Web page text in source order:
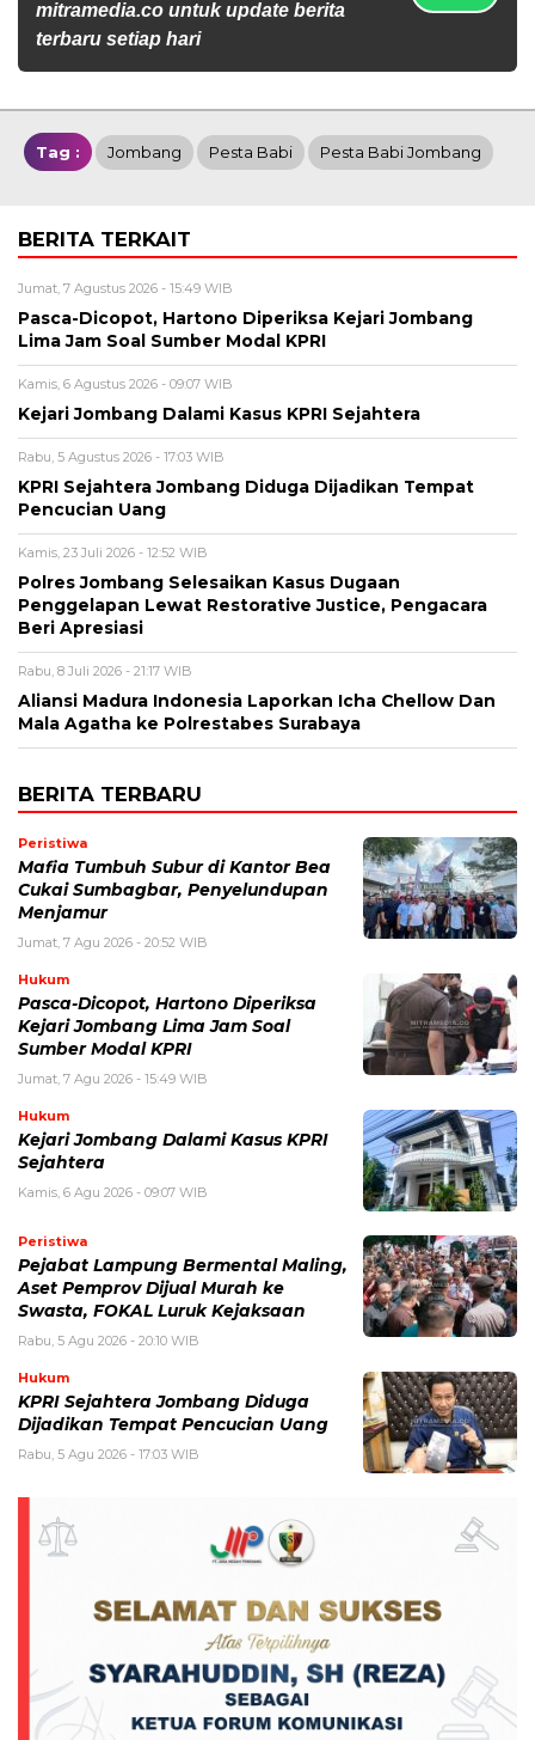
mitramedia.co untuk update berita
terbaru setiap hari
Tag : Jombang Pesta Babi Pesta Babi Jombang
BERITA TERKAIT
Jumat, 7 Agustus 2026 - 15:49 WIB
Pasca-Dicopot, Hartono Diperiksa Kejari Jombang
Lima Jam Soal Sumber Modal KPRI
Kamis, 6 Agustus 2026 - 09:07 WIB
Kejari Jombang Dalami Kasus KPRI Sejahtera
Rabu, 5 Agustus 2026 - 17:03 WIB
KPRI Sejahtera Jombang Diduga Dijadikan Tempat
Pencucian Uang
Kamis, 23 Juli 2026 - 12:52 WIB
Polres Jombang Selesaikan Kasus Dugaan
Penggelapan Lewat Restorative Justice, Pengacara
Beri Apresiasi
Rabu, 8 Juli 2026 - 21:17 WIB
Aliansi Madura Indonesia Laporkan Icha Chellow Dan
Mala Agatha ke Polrestabes Surabaya
BERITA TERBARU
Peristiwa
Mafia Tumbuh Subur di Kantor Bea
Cukai Sumbagbar, Penyelundupan
Menjamur
Jumat, 7 Agu 2026 - 20:52 WIB
Hukum
Pasca-Dicopot, Hartono Diperiksa
Kejari Jombang Lima Jam Soal
Sumber Modal KPRI
Jumat, 7 Agu 2026 - 15:49 WIB
Hukum
Kejari Jombang Dalami Kasus KPRI
Sejahtera
Kamis, 6 Agu 2026 - 09:07 WIB
Peristiwa
Pejabat Lampung Bermental Maling,
Aset Pemprov Dijual Murah ke
Swasta, FOKAL Luruk Kejaksaan
Rabu, 5 Agu 2026 - 20:10 WIB
Hukum
KPRI Sejahtera Jombang Diduga
Dijadikan Tempat Pencucian Uang
Rabu, 5 Agu 2026 - 17:03 WIB